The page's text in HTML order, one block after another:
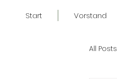
Start Vorstand
All Posts